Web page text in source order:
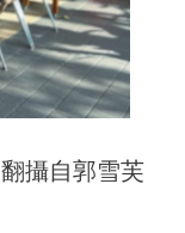
攝自郭雪芙